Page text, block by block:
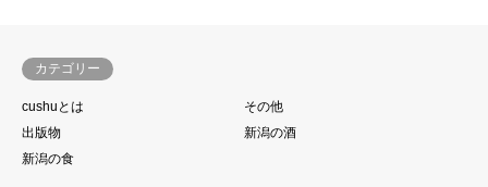
カテゴリー
cushuとは
その他
出版物
新潟の酒
新潟の食